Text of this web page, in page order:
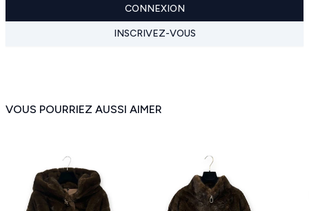
CONNEXION
INSCRIVEZ-VOUS
VOUS POURRIEZ AUSSI AIMER